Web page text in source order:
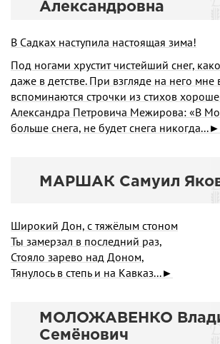
Александровна
В Садках наступила настоящая зима!
Под ногами хрустит чистейший снег,
даже в детстве. При взгляде на него мне
вспоминаются строчки из стихов
Александра Петровича Межирова: «В
больше снега, не будет снега никогда...►
МАРШАК Самуил
Широкий Дон, с тяжёлым стоном
Ты замерзал в последний раз,
Стояло зарево над Доном,
Тянулось в степь и на Кавказ...►
МОЛОЖАВEHКО
Семёнович